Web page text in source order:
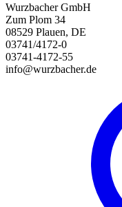
Wurzbacher GmbH
Zum Plom 34
08529 Plauen, DE
03741/4172-0
03741-4172-55
info@wurzbacher.de